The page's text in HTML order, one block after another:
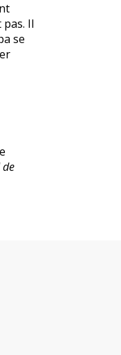
Il
se
de